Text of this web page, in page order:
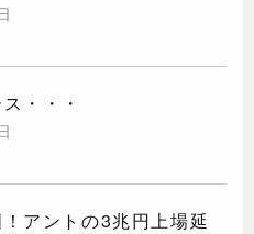
・・・
アントの3兆円上場延